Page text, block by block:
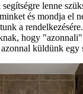
lenne
és mondja el
a
hogy "azonnali"
küldünk egy